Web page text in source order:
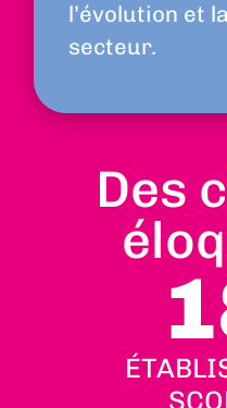
l’évolution et
secteur.
Des